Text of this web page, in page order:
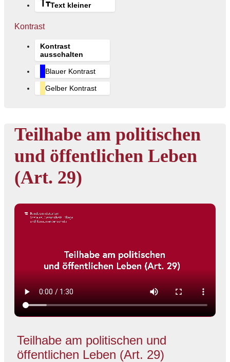
Text kleiner
Kontrast
Kontrast
ausschalten
Blauer Kontrast
Gelber Kontrast
Teilhabe am politischen
und öffentlichen Leben
(Art. 29)
Teilhabe am politischen und
öffentlichen Leben (Art. 29)